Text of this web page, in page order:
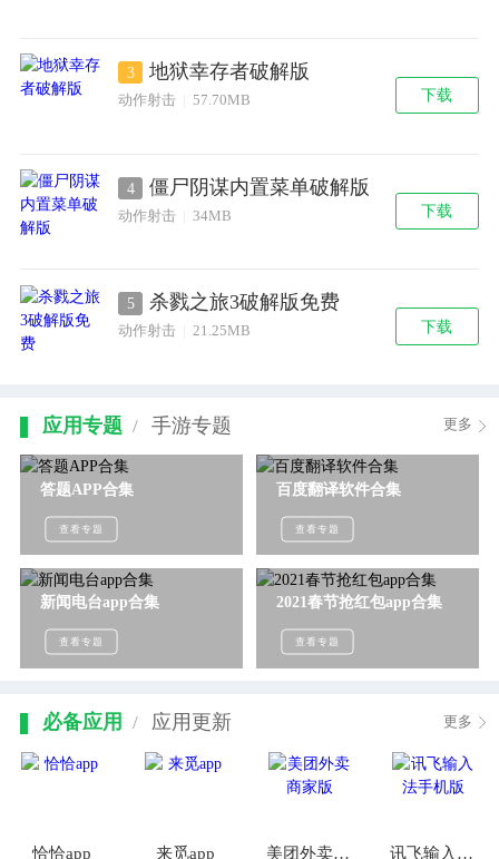
3 地狱幸存者破解版
动作射击 57.70MB 下载
4 僵尸阴谋内置菜单破解版
动作射击 34MB 下载
5 杀戮之旅3破解版免费
动作射击 21.25MB 下载
应用专题 手游专题
/ 更多
答题APP合集
查看专题
百度翻译软件合集
查看专题
新闻电台app合集
查看专题
2021春节抢红包app合集
查看专题
必备应用 应用更新
/ 更多
恰恰app
来觅app
美团外卖商家版
讯飞输入法手机版